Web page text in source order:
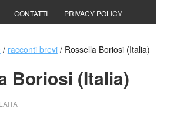
CONTATTI PRIVACY POLICY
/ racconti brevi /Rossella Boriosi (Italia)
Boriosi (Italia)